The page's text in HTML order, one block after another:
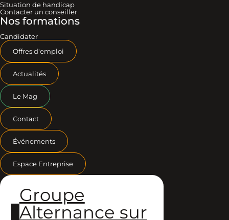
Situation de handicap
Contacter un conseiller
Nos formations
Candidater
Offres d'emploi
Actualités
Le Mag
Contact
Événements
Espace Entreprise
Groupe
Alternance sur